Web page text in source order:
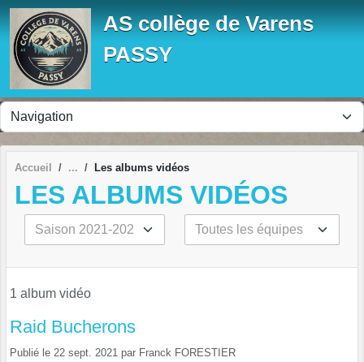
AS collège de Varens
PASSY
Accueil Les albums vidéos
LES ALBUMS VIDÉOS
1 album vidéo
Raid Bucherons
Publié le 22 sept. 2021 par Franck FORESTIER
Panneau de gestion des cookies